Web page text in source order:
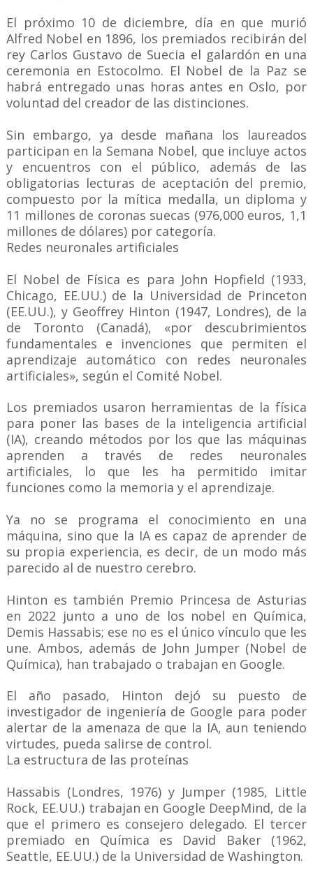
El próximo 10 de diciembre, día en que murió
Alfred Nobel en 1896, los premiados recibirán del
rey Carlos Gustavo de Suecia el galardón en una
ceremonia en Estocolmo. El Nobel de la Paz se
habrá entregado unas horas antes en Oslo, por
voluntad del creador de las distinciones.
Sin embargo, ya desde mañana los laureados
participan en la Semana Nobel, que incluye actos
y encuentros con el público, además de las
obligatorias lecturas de aceptación del premio,
compuesto por la mítica medalla, un diploma y
11 millones de coronas suecas (976,000 euros, 1,1
millones de dólares) por categoría.
Redes neuronales artificiales
El Nobel de Física es para John Hopfield (1933,
Chicago, EE.UU.) de la Universidad de Princeton
(EE.UU.), y Geoffrey Hinton (1947, Londres), de la
de Toronto (Canadá), «por descubrimientos
fundamentales e invenciones que permiten el
aprendizaje automático con redes neuronales
artificiales», según el Comité Nobel.
Los premiados usaron herramientas de la física
para poner las bases de la inteligencia artificial
(IA), creando métodos por los que las máquinas
aprenden a través de redes neuronales
artificiales, lo que les ha permitido imitar
funciones como la memoria y el aprendizaje.
Ya no se programa el conocimiento en una
máquina, sino que la IA es capaz de aprender de
su propia experiencia, es decir, de un modo más
parecido al de nuestro cerebro.
Hinton es también Premio Princesa de Asturias
en 2022 junto a uno de los nobel en Química,
Demis Hassabis; ese no es el único vínculo que les
une. Ambos, además de John Jumper (Nobel de
Química), han trabajado o trabajan en Google.
El año pasado, Hinton dejó su puesto de
investigador de ingeniería de Google para poder
alertar de la amenaza de que la IA, aun teniendo
virtudes, pueda salirse de control.
La estructura de las proteínas
Hassabis (Londres, 1976) y Jumper (1985, Little
Rock, EE.UU.) trabajan en Google DeepMind, de la
que el primero es consejero delegado. El tercer
premiado en Química es David Baker (1962,
Seattle, EE.UU.) de la Universidad de Washington.